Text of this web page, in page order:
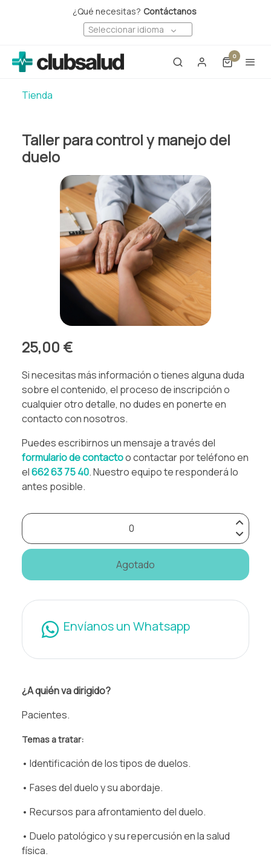
¿Qué necesitas? Contáctanos
Seleccionar idioma
0
Tienda
Taller para control y manejo del
duelo
25,00 €
Si necesitas más información o tienes alguna duda
sobre el contenido, el proceso de inscripción o
cualquier otro detalle, no dudes en ponerte en
contacto con nosotros.
Puedes escribirnos un mensaje a través del
formulario de contactoo contactar por teléfono en
el662 63 75 40. Nuestro equipo te responderá lo
antes posible.
Agotado
Envíanos un Whatsapp
¿A quién va dirigido?
Pacientes.
Temas a tratar:
• Identificación de los tipos de duelos.
• Fases del duelo y su abordaje.
• Recursos para afrontamiento del duelo.
• Duelo patológico y su repercusión en la salud
física.